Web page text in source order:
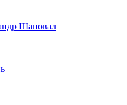
Шаповал